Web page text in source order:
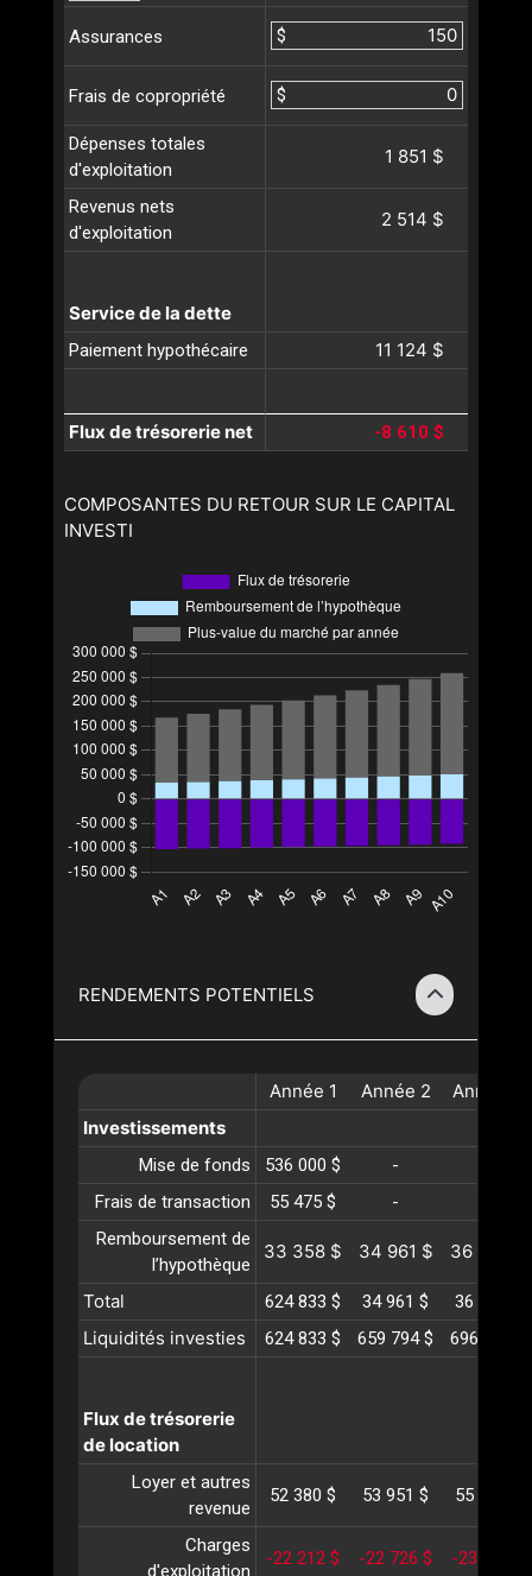
Assurances $
Frais de copropriété $
Dépenses totales
d'exploitation
1 851 $
Revenus nets
d'exploitation
2 514 $
Service de la dette
Paiement hypothécaire 11 124 $
Flux de trésorerie net -8 610 $
COMPOSANTES DU RETOUR SUR LE CAPITAL
INVESTI
RENDEMENTS POTENTIELS
Année 1 Année 2 Année
Investissements
Mise de fonds 536 000 $ -
Frais de transaction
55 475 $ -
Remboursement de
l’hypothèque
33 358 $ 34 961 $ 36 642 $
Total 624 833 $ 34 961 $ 36 642 $
Liquidités investies 624 833 $ 659 794 $ 696 436 $
Flux de trésorerie
de location
Loyer et autres
revenue
52 380 $ 53 951 $ 55 569 $
Charges
-22 212 $ -22 726 $ -23 253 $